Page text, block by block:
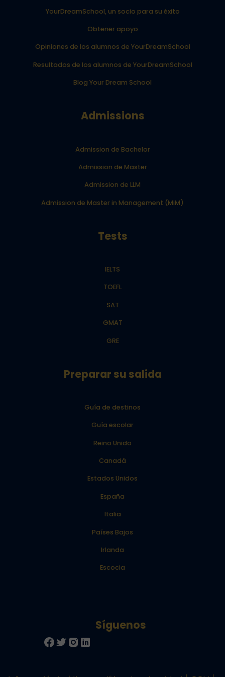
YourDreamSchool, un socio para su éxito
Obtener apoyo
Opiniones de los alumnos de YourDreamSchool
Resultados de los alumnos de YourDreamSchool
Blog Your Dream School
Admissions
Admission de Bachelor
Admission de Master
Admission de LLM
Admission de Master in Management (MiM)
Tests
IELTS
TOEFL
SAT
GMAT
GRE
Preparar su salida
Guía de destinos
Guía escolar
Reino Unido
Canadá
Estados Unidos
España
Italia
Países Bajos
Irlanda
Escocia